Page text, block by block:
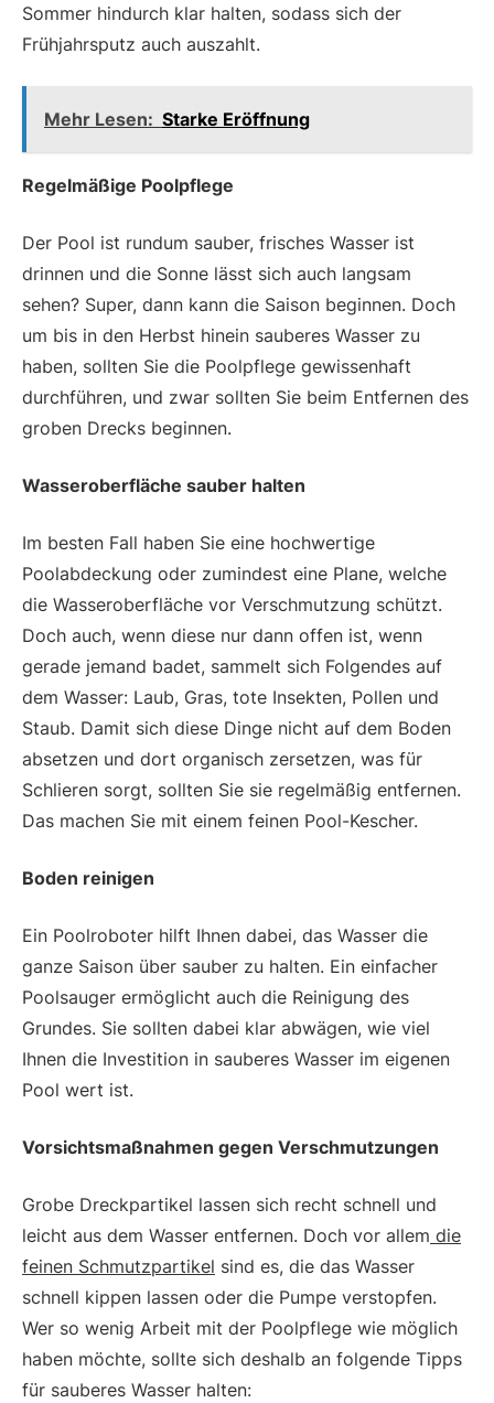
Sommer hindurch klar halten, sodass sich der
Frühjahrsputz auch auszahlt.
Mehr Lesen: Starke Eröffnung
Regelmäßige Poolpflege
Der Pool ist rundum sauber, frisches Wasser ist
drinnen und die Sonne lässt sich auch langsam
sehen? Super, dann kann die Saison beginnen. Doch
um bis in den Herbst hinein sauberes Wasser zu
haben, sollten Sie die Poolpflege gewissenhaft
durchführen, und zwar sollten Sie beim Entfernen des
groben Drecks beginnen.
Wasseroberfläche sauber halten
Im besten Fall haben Sie eine hochwertige
Poolabdeckung oder zumindest eine Plane, welche
die Wasseroberfläche vor Verschmutzung schützt.
Doch auch, wenn diese nur dann offen ist, wenn
gerade jemand badet, sammelt sich Folgendes auf
dem Wasser: Laub, Gras, tote Insekten, Pollen und
Staub. Damit sich diese Dinge nicht auf dem Boden
absetzen und dort organisch zersetzen, was für
Schlieren sorgt, sollten Sie sie regelmäßig entfernen.
Das machen Sie mit einem feinen Pool-Kescher.
Boden reinigen
Ein Poolroboter hilft Ihnen dabei, das Wasser die
ganze Saison über sauber zu halten. Ein einfacher
Poolsauger ermöglicht auch die Reinigung des
Grundes. Sie sollten dabei klar abwägen, wie viel
Ihnen die Investition in sauberes Wasser im eigenen
Pool wert ist.
Vorsichtsmaßnahmen gegen Verschmutzungen
Grobe Dreckpartikel lassen sich recht schnell und
leicht aus dem Wasser entfernen. Doch vor allem die
feinen Schmutzpartikel sind es, die das Wasser
schnell kippen lassen oder die Pumpe verstopfen.
Wer so wenig Arbeit mit der Poolpflege wie möglich
haben möchte, sollte sich deshalb an folgende Tipps
für sauberes Wasser halten: